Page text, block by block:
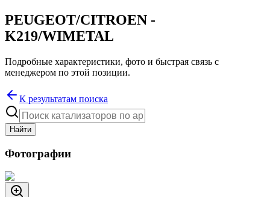
PEUGEOT/CITROEN -
K219/WIMETAL
Подробные характеристики, фото и быстрая связь с
менеджером по этой позиции.
К результатам поиска
Найти
Фотографии